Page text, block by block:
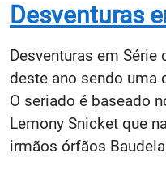
Desventuras
Desventuras em
deste ano sendo uma
O seriado é baseado
Lemony Snicket que
irmãos órfãos